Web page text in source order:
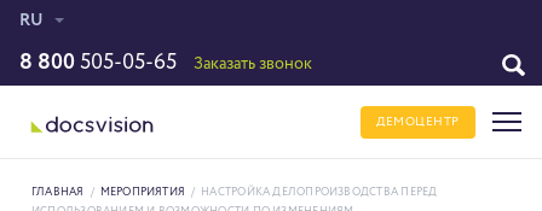
RU
8 800 505-05-65 Заказать звонок
ДЕМОЦЕНТР
ГЛАВНАЯ / МЕРОПРИЯТИЯ /
НАСТРОЙКА ДЕЛОПРОИЗВОДСТВА ПЕРЕД